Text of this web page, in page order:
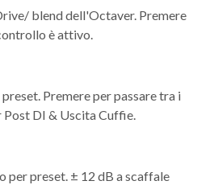
blend dell'Octaver. Premere
è attivo.
Premere per passare tra i
Post DI & Uscita Cuffie.
per preset. ± 12 dB a scaffale